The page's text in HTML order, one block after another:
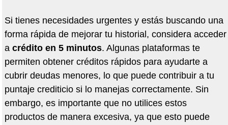
Si tienes necesidades urgentes y estás buscando una
forma rápida de mejorar tu historial, considera acceder
a crédito en 5 minutos. Algunas plataformas te
permiten obtener créditos rápidos para ayudarte a
cubrir deudas menores, lo que puede contribuir a tu
puntaje crediticio si lo manejas correctamente. Sin
embargo, es importante que no utilices estos
productos de manera excesiva, ya que esto puede